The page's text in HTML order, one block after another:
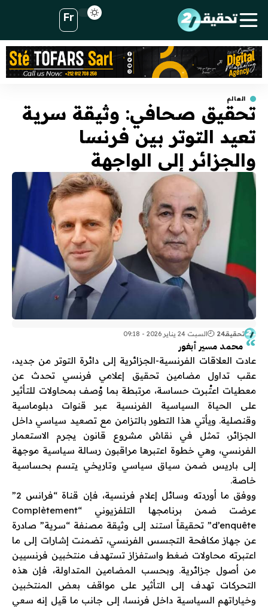
Fr
العالم
تحقيق صحافي: وثيقة سرية
تعيد التوتر بين فرنسا
والجزائر إلى الواجهة
تحقيقـ24 السبت 24 يناير 2026 - 09:18
محمد مسير أبغور
عادت العلاقات الفرنسية-الجزائرية إلى دائرة التوتر من جديد،
عقب تداول مضامين تحقيق إعلامي فرنسي تحدث عن
معطيات اعتُبرت حساسة، مرتبطة بما وُصف بمحاولات للتأثير
على الحياة السياسية الفرنسية عبر قنوات دبلوماسية
وقنصلية. ويأتي هذا التطور بالتزامن مع تصعيد سياسي داخل
الجزائر، تمثل في نقاش مشروع قانون يجرم الاستعمار
الفرنسي، وهي خطوة اعتبرها مراقبون رسالة سياسية موجهة
إلى باريس ضمن سياق سياسي وتاريخي يتسم بحساسية
خاصة.
ووفق ما أوردته وسائل إعلام فرنسية، فإن قناة “فرانس 2”
عرضت ضمن برنامجها التلفزيوني “Complètement
d’enquête” تحقيقاً استند إلى وثيقة مصنفة “سرية” صادرة
عن جهاز مكافحة التجسس الفرنسي، تضمنت إشارات إلى ما
اعتبرته محاولات ضغط واستفزاز تستهدف منتخبين فرنسيين
من أصول جزائرية. وبحسب المضامين المتداولة، فإن هذه
التحركات تهدف إلى التأثير على مواقف بعض المنتخبين
وخياراتهم السياسية داخل فرنسا، إلى جانب ما قيل إنه سعي